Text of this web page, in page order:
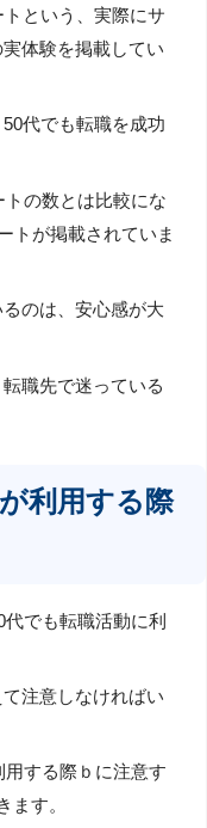
という、実際にサ
体験を掲載してい
代でも転職を成功
の数とは比較にな
トが掲載されていま
のは、安心感が大
職先で迷っている
利用する際
でも転職活動に利
注意しなければい
する際ｂに注意す
ます。